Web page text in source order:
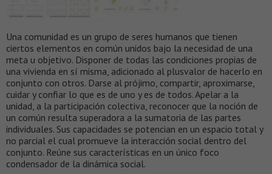
Una comunidad es un grupo de seres humanos que tienen
ciertos elementos en común unidos bajo la necesidad de una
meta u objetivo. Disponer de todas las condiciones propias de
una vivienda en sí misma, adicionado al plusvalor de hacerlo en
conjunto con otros. Darse al prójimo, compartir, aproximarse,
cuidar y confiar lo que es de uno y es de todos. Apelar a la
unidad, a la participación colectiva, reconocer que la noción de
un común resulta superadora a la sumatoria de las partes
individuales. Sus capacidades se potencian en un espacio total y
no parcial el cual promueve la interacción social dentro del
conjunto. Reúne sus características en un único foco
condensador de la dinámica social.